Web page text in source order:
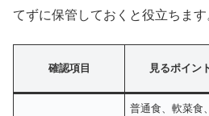
てずに保管しておくと役立ちます
確認項目 見るポイン
普通食、軟菜食